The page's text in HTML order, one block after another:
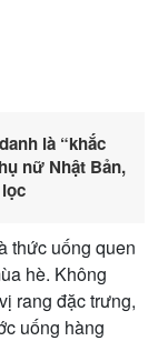
là “khắc
nữ Nhật Bản,
thức uống quen
hè. Không
rang đặc trưng,
uống hàng